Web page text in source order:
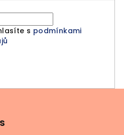
s podmínkami